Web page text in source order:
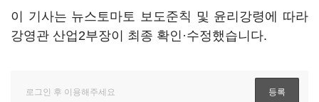
이 기사는 뉴스토마토 보도준칙 및 윤리강령에 따라
강영관 산업2부장이 최종 확인·수정했습니다.